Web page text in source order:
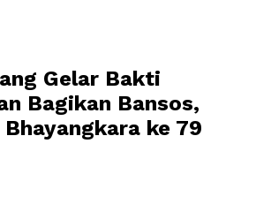
Gelar Bakti
Bagikan Bansos,
ke 79